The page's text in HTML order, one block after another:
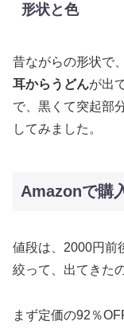
形状と色
昔ながらの形状で
耳からうどんが出
で、黒くて突起部
してみました。
Amazonで購
値段は、2000円前
絞って、出てきた
まず定価の92％